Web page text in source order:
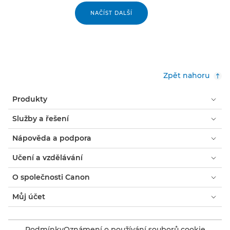
NAČÍST DALŠÍ
Zpět nahoru
Produkty
Služby a řešení
Nápověda a podpora
Učení a vzdělávání
O společnosti Canon
Můj účet